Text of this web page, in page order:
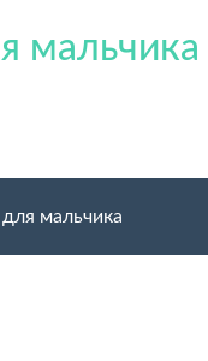
мальчика
для мальчика